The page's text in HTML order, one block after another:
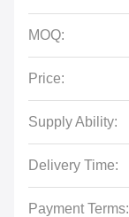
MOQ:
Price:
Supply Ability:
Delivery Time:
Payment Terms: